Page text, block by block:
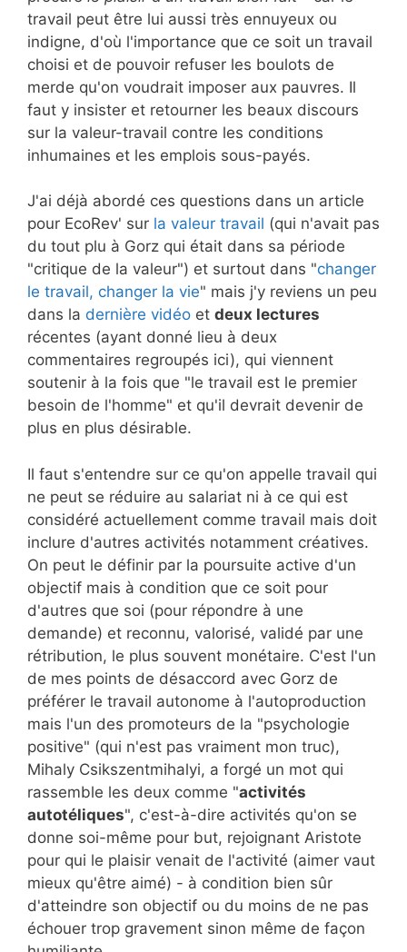
travail peut être lui aussi très ennuyeux ou
indigne, d'où l'importance que ce soit un travail
choisi et de pouvoir refuser les boulots de
merde qu'on voudrait imposer aux pauvres. Il
faut y insister et retourner les beaux discours
sur la valeur-travail contre les conditions
inhumaines et les emplois sous-payés.
J'ai déjà abordé ces questions dans un article
pour EcoRev' sur la valeur travail (qui n'avait pas
du tout plu à Gorz qui était dans sa période
"critique de la valeur") et surtout dans "changer
le travail, changer la vie" mais j'y reviens un peu
dans la dernière vidéo et deux lectures
récentes (ayant donné lieu à deux
commentaires regroupés ici), qui viennent
soutenir à la fois que "le travail est le premier
besoin de l'homme" et qu'il devrait devenir de
plus en plus désirable.
Il faut s'entendre sur ce qu'on appelle travail qui
ne peut se réduire au salariat ni à ce qui est
considéré actuellement comme travail mais doit
inclure d'autres activités notamment créatives.
On peut le définir par la poursuite active d'un
objectif mais à condition que ce soit pour
d'autres que soi (pour répondre à une
demande) et reconnu, valorisé, validé par une
rétribution, le plus souvent monétaire. C'est l'un
de mes points de désaccord avec Gorz de
préférer le travail autonome à l'autoproduction
mais l'un des promoteurs de la "psychologie
positive" (qui n'est pas vraiment mon truc),
Mihaly Csikszentmihalyi, a forgé un mot qui
rassemble les deux comme "activités
autotéliques", c'est-à-dire activités qu'on se
donne soi-même pour but, rejoignant Aristote
pour qui le plaisir venait de l'activité (aimer vaut
mieux qu'être aimé) - à condition bien sûr
d'atteindre son objectif ou du moins de ne pas
échouer trop gravement sinon même de façon